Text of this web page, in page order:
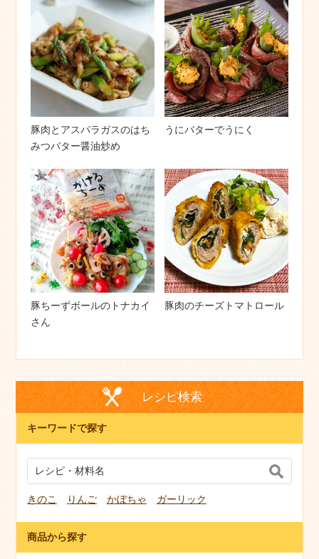
豚肉とアスパラガスのはち
みつバター醤油炒め
うにバターでうにく
豚ちーずボールのトナカイ
さん
豚肉のチーズトマトロール
レシピ検索
キーワードで探す
きのこ りんご かぼちゃ ガーリック
商品から探す